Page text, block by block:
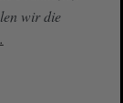
wir die